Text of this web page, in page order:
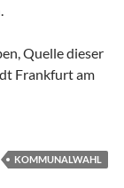
Quelle dieser
Frankfurt am
KOMMUNALWAHL